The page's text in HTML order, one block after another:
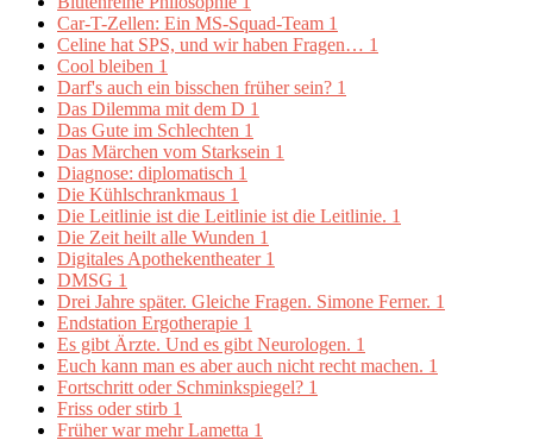
Car-T-Zellen: Ein MS-Squad-Team 1
Celine hat SPS, und wir haben Fragen… 1
Cool bleiben 1
Darf's auch ein bisschen früher sein? 1
Das Dilemma mit dem D 1
Das Gute im Schlechten 1
Das Märchen vom Starksein 1
Diagnose: diplomatisch 1
Die Kühlschrankmaus 1
Die Leitlinie ist die Leitlinie ist die Leitlinie. 1
Die Zeit heilt alle Wunden 1
Digitales Apothekentheater 1
DMSG 1
Drei Jahre später. Gleiche Fragen. Simone Ferner. 1
Endstation Ergotherapie 1
Es gibt Ärzte. Und es gibt Neurologen. 1
Euch kann man es aber auch nicht recht machen. 1
Fortschritt oder Schminkspiegel? 1
Friss oder stirb 1
Früher war mehr Lametta 1